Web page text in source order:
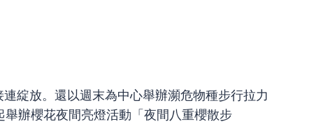
綻放。還以週末為中心舉辦瀕危物種步行拉力
辦櫻花夜間亮燈活動「夜間八重櫻散步